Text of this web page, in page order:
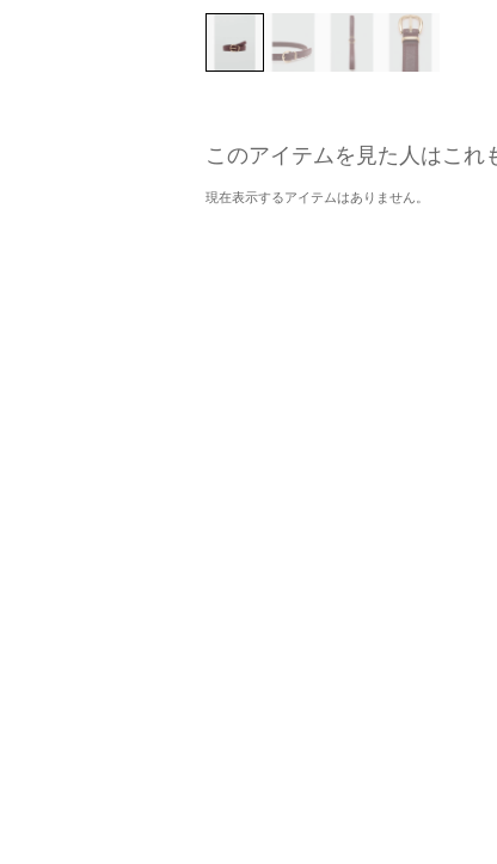
このアイテムを見た人はこれ
現在表示するアイテムはありません。